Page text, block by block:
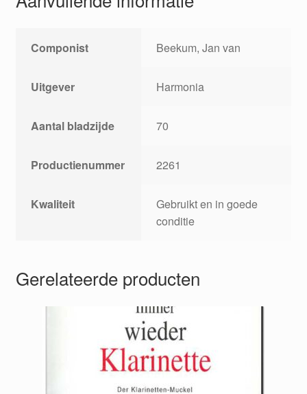
Componist Beekum, Jan van
Uitgever Harmonia
Aantal bladzijde 70
Productienummer 2261
Kwaliteit
Gebruikt en in goede
conditie
Gerelateerde producten